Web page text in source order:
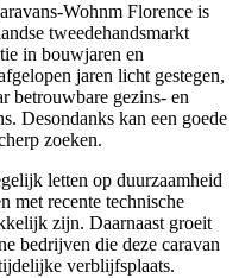
Wohnm Florence is
tweedehandsmarkt
in bouwjaren en
jaren licht gestegen,
betrouwbare gezins- en
Desondanks kan een goede
zoeken.
letten op duurzaamheid
met recente technische
zijn. Daarnaast groeit
bedrijven die deze caravan
verblijfsplaats.